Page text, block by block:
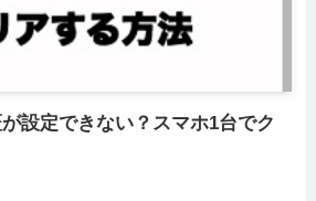
設定できない？スマホ1台でク